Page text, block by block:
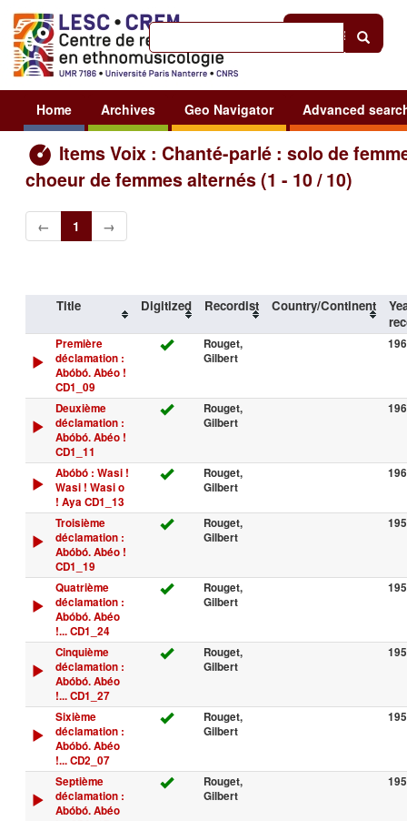
Sign in
Home Archives Geo Navigator Advanced
Items Voix : Chanté-parlé : solo de
choeur de femmes alternés (1 - 10 / 10)
← 1 →
Title Digitized Recordist Country/Continent
Première
déclamation :
Abóbó. Abéo !
CD1_09
Rouget,
Gilbert
Deuxième
déclamation :
Abóbó. Abéo !
CD1_11
Rouget,
Gilbert
Abóbó : Wasi !
Wasi ! Wasi o
! Aya CD1_13
Rouget,
Gilbert
Troisième
déclamation :
Abóbó. Abéo !
CD1_19
Rouget,
Gilbert
Quatrième
déclamation :
Abóbó. Abéo
!... CD1_24
Rouget,
Gilbert
Cinquième
déclamation :
Abóbó. Abéo
!... CD1_27
Rouget,
Gilbert
Sixième
déclamation :
Abóbó. Abéo
!... CD2_07
Rouget,
Gilbert
Septième
déclamation :
Abóbó. Abéo
Rouget,
Gilbert